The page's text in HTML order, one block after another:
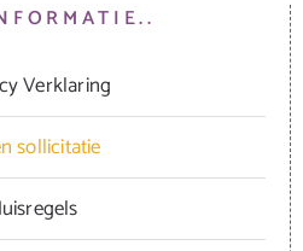
Verklaring
sollicitatie